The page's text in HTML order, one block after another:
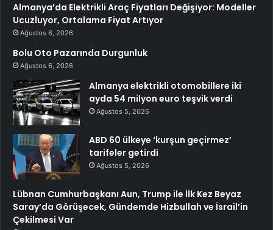
Almanya’da Elektrikli Araç Fiyatları Değişiyor: Modeller
Ucuzluyor, Ortalama Fiyat Artıyor
Ağustos 6, 2026
Bolu Oto Pazarında Durgunluk
Ağustos 6, 2026
Almanya elektrikli otomobillere iki
ayda 54 milyon euro teşvik verdi
Ağustos 5, 2026
ABD 60 ülkeye ‘kurşun geçirmez’
tarifeler getirdi
Ağustos 5, 2026
Lübnan Cumhurbaşkanı Aun, Trump ile İlk Kez Beyaz
Saray’da Görüşecek, Gündemde Hizbullah ve İsrail’in
Çekilmesi Var